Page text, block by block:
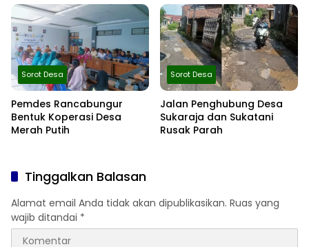
Tetap Dibangun
Sorot Desa
Pemdes Rancabungur
Bentuk Koperasi Desa
Merah Putih
Sorot Desa
Jalan Penghubung Desa
Sukaraja dan Sukatani
Rusak Parah
Tinggalkan Balasan
Alamat email Anda tidak akan dipublikasikan. Ruas yang
wajib ditandai *